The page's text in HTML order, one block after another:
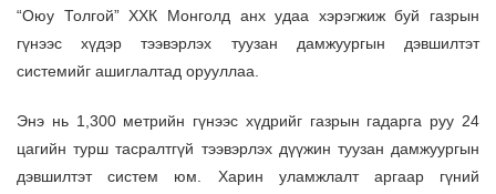
“Оюу Толгой” ХХК Монголд анх удаа хэрэгжиж буй газрын
гүнээс хүдэр тээвэрлэх туузан дамжуургын дэвшилтэт
системийг ашиглалтад орууллаа.
Энэ нь 1,300 метрийн гүнээс хүдрийг газрын гадарга руу 24
цагийн турш тасралтгүй тээвэрлэх дүүжин туузан дамжуургын
дэвшилтэт систем юм. Харин уламжлалт аргаар гүний